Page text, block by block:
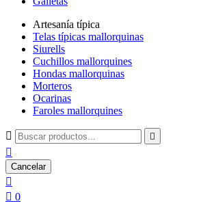
Artesanía típica
Telas típicas mallorquinas
Siurells
Cuchillos mallorquines
Hondas mallorquinas
Morteros
Ocarinas
Faroles mallorquines
 

Cancelar

 0